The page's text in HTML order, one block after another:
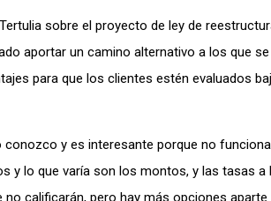
sobre el proyecto de ley de
aportar un camino alternativo a los que
para que los clientes estén evaluados
y es interesante porque no
y lo que varía son los montos, y las tasas a
calificarán, pero hay más opciones